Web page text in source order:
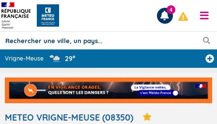
Prévisions
TOUS LES RÉSULTATS
4
Vrigne-Meuse 29°
METEO VRIGNE-MEUSE (08350)